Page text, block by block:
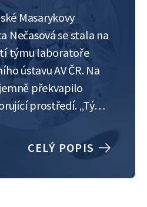
Masarykovy
Nečasová se stala na
týmu laboratoře
ústavu AV ČR. Na
překvapilo
prostředí. „Tým
zkušenostem je
což se mi líbí.
CELÝ POPIS